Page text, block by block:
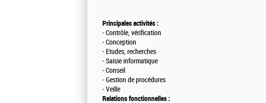
Principales activités :
- Contrôle, vérification
- Conception
- Etudes, recherches
- Saisie informatique
- Conseil
- Gestion de procédures
- Veille
Relations fonctionnelles :